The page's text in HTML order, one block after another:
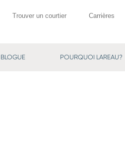
Trouver un courtier Carrières
BLOGUE POURQUOI LAREAU?